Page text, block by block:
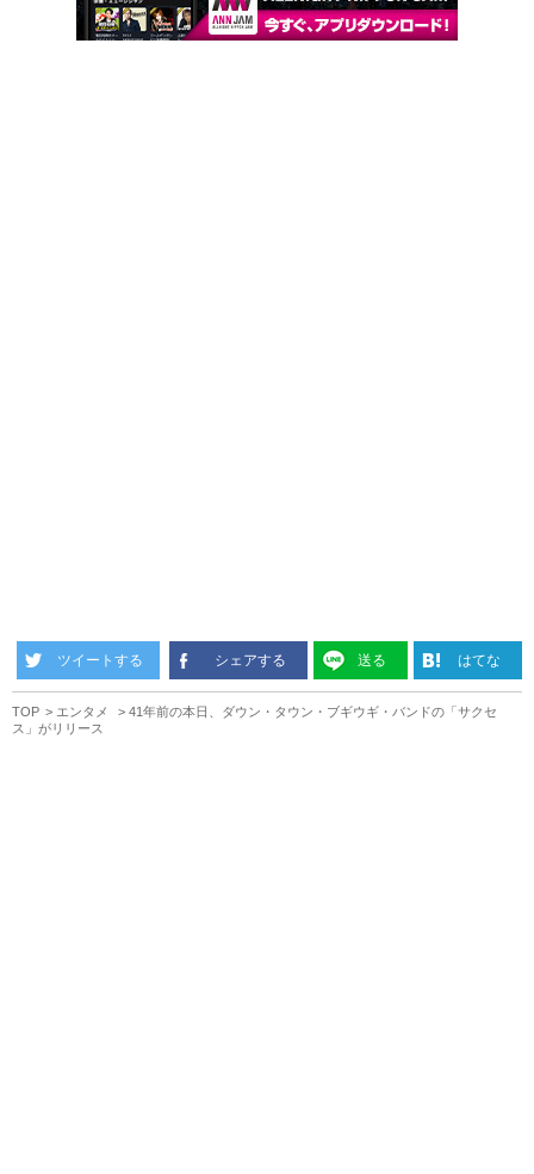
ツイートする シェアする 送る はてな
TOP エンタメ
41年前の本日、ダウン・タウン・ブギウギ・バンドの「サクセ
ス」がリリース